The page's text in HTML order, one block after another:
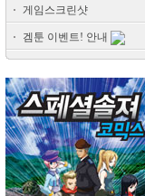
게임스크린샷
겜툰 이벤트! 안내